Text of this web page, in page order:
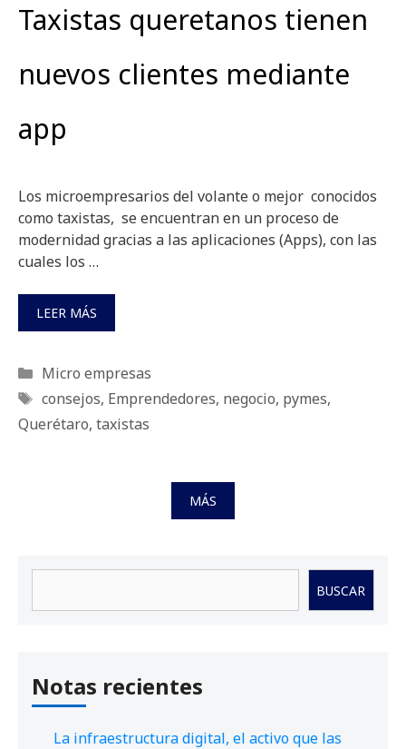
Taxistas queretanos tienen
nuevos clientes mediante
app
Los microempresarios del volante o mejor conocidos
como taxistas, se encuentran en un proceso de
modernidad gracias a las aplicaciones (Apps), con las
cuales los …
LEER MÁS
Categorías
Micro empresas
Etiquetas
consejos, Emprendedores, negocio, pymes,
Querétaro, taxistas
MÁS
BUSCAR
Notas recientes
La infraestructura digital, el activo que las